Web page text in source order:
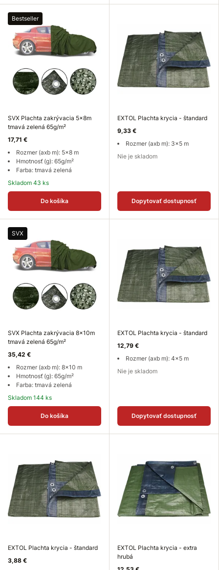
Bestseller
SVX Plachta zakrývacia 5x8m
tmavá zelená 65g/m²
17,71 €
Rozmer (axb m): 5x8 m
Hmotnosť (g): 65g/m²
Farba: tmavá zelená
Skladom 43 ks
Do košíka
EXTOL Plachta krycia - štandard
9,33 €
Rozmer (axb m): 3x5 m
Nie je skladom
Dopytovať dostupnosť
SVX
SVX Plachta zakrývacia 8x10m
tmavá zelená 65g/m²
35,42 €
Rozmer (axb m): 8x10 m
Hmotnosť (g): 65g/m²
Farba: tmavá zelená
Skladom 144 ks
Do košíka
EXTOL Plachta krycia - štandard
12,79 €
Rozmer (axb m): 4x5 m
Nie je skladom
Dopytovať dostupnosť
EXTOL Plachta krycia - štandard
3,88 €
EXTOL Plachta krycia - extra
hrubá